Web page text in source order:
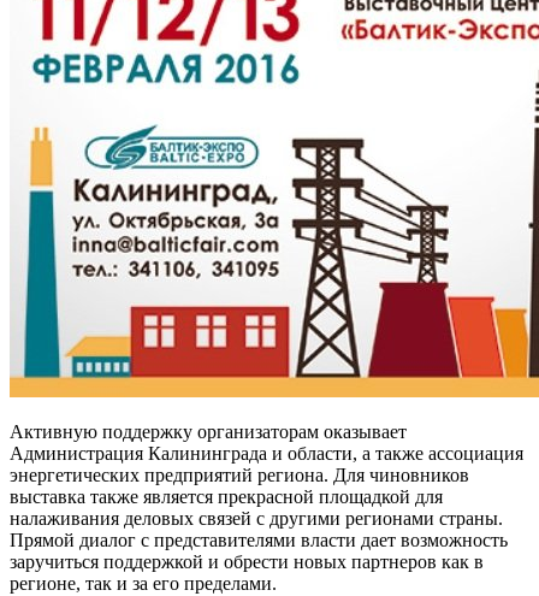
Активную поддержку организаторам оказывает
Администрация Калининграда и области, а также ассоциация
энергетических предприятий региона. Для чиновников
выставка также является прекрасной площадкой для
налаживания деловых связей с другими регионами страны.
Прямой диалог с представителями власти дает возможность
заручиться поддержкой и обрести новых партнеров как в
регионе, так и за его пределами.